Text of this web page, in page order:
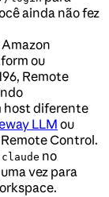
ainda não fez
ou
Remote
host diferente
LLM ou
Control.
claude no
vez para